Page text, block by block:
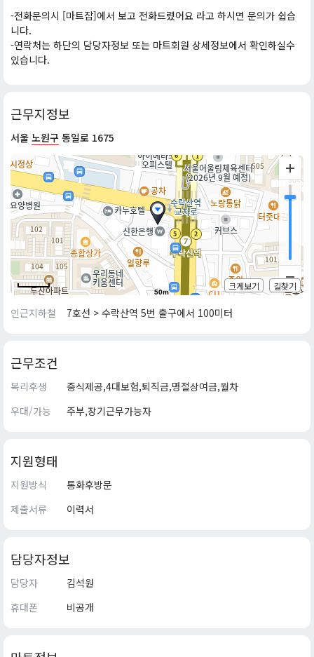
-전화문의시 [마트잡]에서 보고 전화드렸어요 라고 하시면 문의가 쉽습
니다.
-연락처는 하단의 담당자정보 또는 마트회원 상세정보에서 확인하실수
있습니다.
근무지정보
서울 노원구 동일로 1675
50m
크게보기 길찾기
인근지하철 7호선 > 수락산역 5번 출구에서 100미터
근무조건
복리후생
중식제공,4대보험,퇴직금,명절상여금,월차
우대/가능
주부,장기근무가능자
지원형태
지원방식
통화후방문
제출서류
이력서
담당자정보
담당자
김석원
휴대폰
비공개